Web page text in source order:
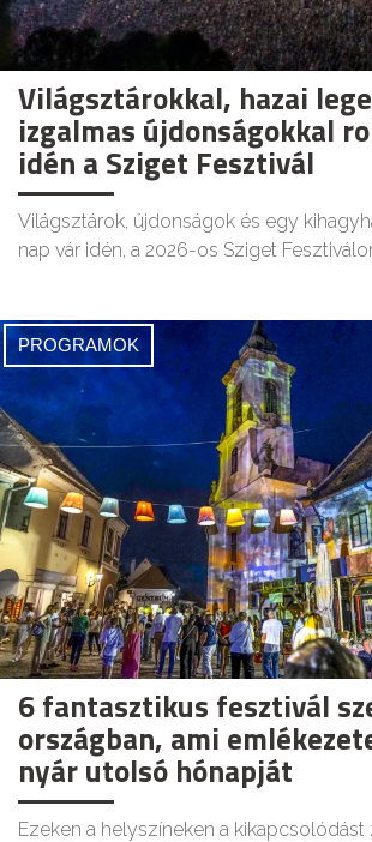
Világsztárokkal, hazai
izgalmas újdonságokkal
idén a Sziget Fesztivál
Világsztárok, újdonságok és egy
nap vár idén, a 2026-os Sziget
PROGRAMOK
6 fantasztikus fesztivál
országban, ami
nyár utolsó hónapját
Ezeken a helyszíneken a kikapcsolódást